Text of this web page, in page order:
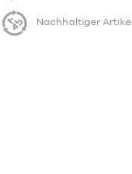
Nachhaltiger Artikel